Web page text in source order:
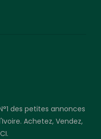
des petites annonces
Achetez, Vendez,